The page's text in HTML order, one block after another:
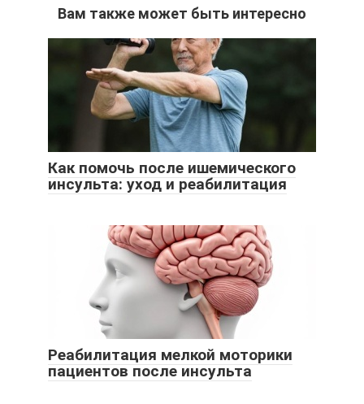
Вам также может быть интересно
Как помочь после ишемического
инсульта: уход и реабилитация
Реабилитация мелкой моторики
пациентов после инсульта